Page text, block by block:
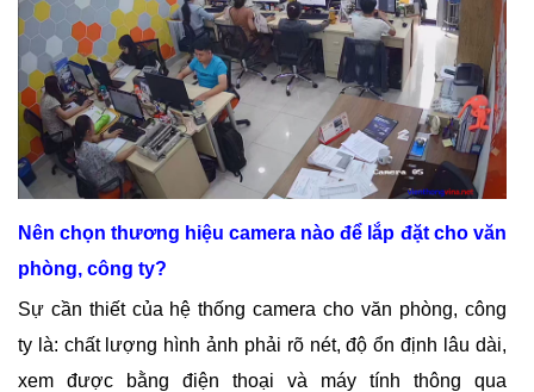
Nên chọn thương hiệu camera nào để lắp đặt cho văn
phòng, công ty?
Sự cần thiết của hệ thống camera cho văn phòng, công
ty là: chất lượng hình ảnh phải rõ nét, độ ổn định lâu dài,
xem được bằng điện thoại và máy tính thông qua